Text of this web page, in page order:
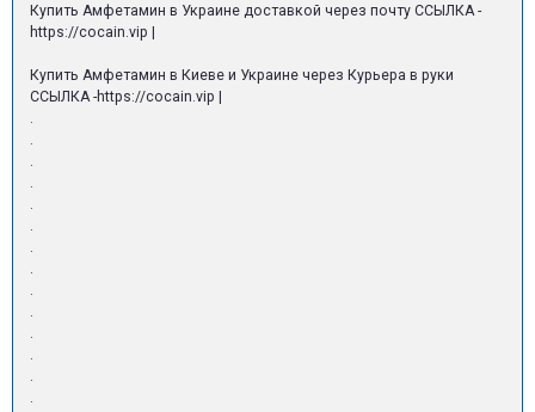
Купить Амфетамин в Украине доставкой через почту ССЫЛКА -
https://cocain.vip |
Купить Амфетамин в Киеве и Украине через Курьера в руки
ССЫЛКА -https://cocain.vip |
.
.
.
.
.
.
.
.
.
.
.
.
.
.